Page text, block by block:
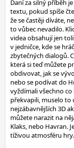
Daní za silný příběh
textu, pokud spíše
že se častěji díváte,
to vůbec nevadilo.
videa obsahují jen
v jedničce, kde se
zbytečných dialogů.
která si teď můžete
obdivovat, jak se
nebo se podívat do
vyždímali všechno
překvapili, muselo to
nejzábavnějších 3D
můžete narazit na
Klaks, nebo Havran.
tíživou atmosféru hry.